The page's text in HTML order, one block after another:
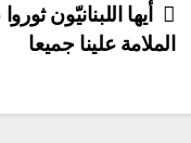
Post
navigation
أيها اللبنانيّون
الملامة علينا جميعا